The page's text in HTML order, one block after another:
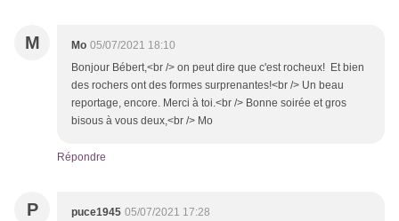
M Mo 05/07/2021 18:10
Bonjour Bébert,<br /> on peut dire que c'est rocheux! Et bien
des rochers ont des formes surprenantes!<br /> Un beau
reportage, encore. Merci à toi.<br /> Bonne soirée et gros
bisous à vous deux,<br /> Mo
Répondre
P puce1945 05/07/2021 17:28